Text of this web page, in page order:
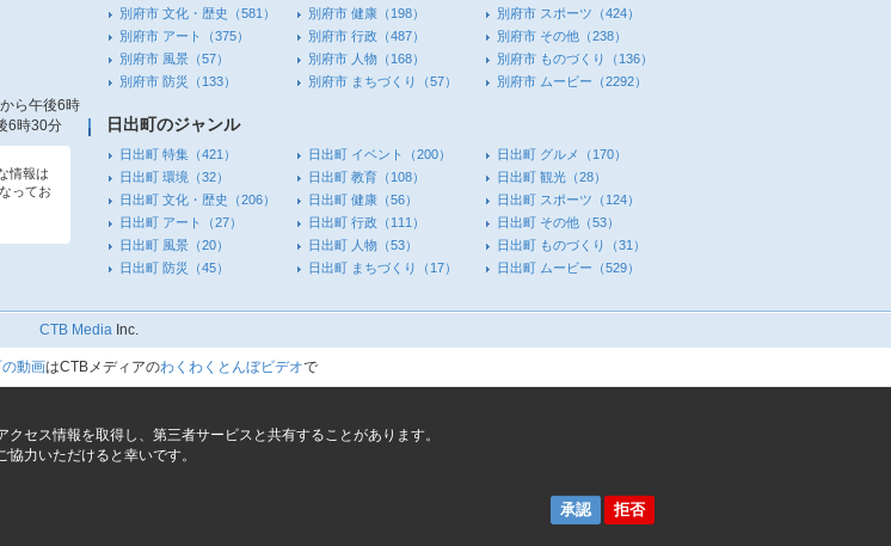
ら午後6時
6時30分
情報は
ってお
別府市 文化・歴史 （581） 別府市 健康 （198） 別府市 スポーツ （424）
別府市 アート
（375） 別府市 行政 （487） 別府市 その他 （238）
別府市 風景 （57） 別府市 人物 （168） 別府市 ものづくり
（136）
別府市 防災
（133） 別府市 まちづくり （57） 別府市 ムービー （2292）
日出町のジャンル
日出町 特集 （421） 日出町 イベント （200） 日出町 グルメ
（170）
日出町 環境 （32） 日出町 教育 （108） 日出町 観光 （28）
日出町 文化・歴史 （206） 日出町 健康 （56） 日出町 スポーツ （124）
日出町 アート
（27） 日出町 行政 （111） 日出町 その他 （53）
日出町 風景 （20） 日出町 人物 （53） 日出町 ものづくり
（31）
日出町 防災
（45） 日出町 まちづくり （17） 日出町 ムービー （529）
CTB MediaInc.
の動画はCTBメディアのわくわくとんぼビデオで
クセス情報を取得し、第三者サービスと共有することがあります。
力いただけると幸いです。